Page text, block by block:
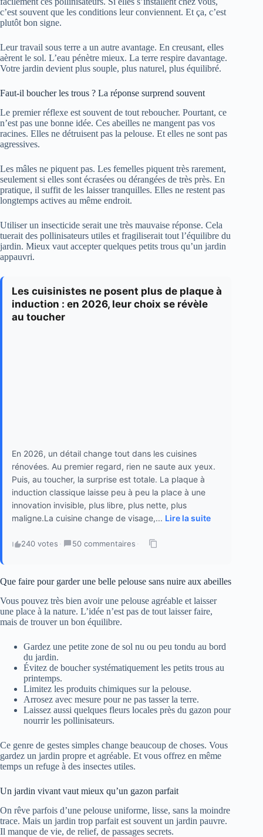
c’est souvent que les conditions leur conviennent. Et ça, c’est
plutôt bon signe.
Leur travail sous terre a un autre avantage. En creusant, elles
aèrent le sol. L’eau pénètre mieux. La terre respire davantage.
Votre jardin devient plus souple, plus naturel, plus équilibré.
Faut-il boucher les trous ? La réponse surprend souvent
Le premier réflexe est souvent de tout reboucher. Pourtant, ce
n’est pas une bonne idée. Ces abeilles ne mangent pas vos
racines. Elles ne détruisent pas la pelouse. Et elles ne sont pas
agressives.
Les mâles ne piquent pas. Les femelles piquent très rarement,
seulement si elles sont écrasées ou dérangées de très près. En
pratique, il suffit de les laisser tranquilles. Elles ne restent pas
longtemps actives au même endroit.
Utiliser un insecticide serait une très mauvaise réponse. Cela
tuerait des pollinisateurs utiles et fragiliserait tout l’équilibre du
jardin. Mieux vaut accepter quelques petits trous qu’un jardin
appauvri.
Les cuisinistes ne posent plus de plaque à
induction : en 2026, leur choix se révèle
au toucher
En 2026, un détail change tout dans les cuisines
rénovées. Au premier regard, rien ne saute aux yeux.
Puis, au toucher, la surprise est totale. La plaque à
induction classique laisse peu à peu la place à une
innovation invisible, plus libre, plus nette, plus
maligne.La cuisine change de visage,... Lire la suite
240 votes · 50 commentaires ·
Que faire pour garder une belle pelouse sans nuire aux abeilles
Vous pouvez très bien avoir une pelouse agréable et laisser
une place à la nature. L’idée n’est pas de tout laisser faire,
mais de trouver un bon équilibre.
Gardez une petite zone de sol nu ou peu tondu au bord
du jardin.
Évitez de boucher systématiquement les petits trous au
printemps.
Limitez les produits chimiques sur la pelouse.
Arrosez avec mesure pour ne pas tasser la terre.
Laissez aussi quelques fleurs locales près du gazon pour
nourrir les pollinisateurs.
Ce genre de gestes simples change beaucoup de choses. Vous
gardez un jardin propre et agréable. Et vous offrez en même
temps un refuge à des insectes utiles.
Un jardin vivant vaut mieux qu’un gazon parfait
On rêve parfois d’une pelouse uniforme, lisse, sans la moindre
trace. Mais un jardin trop parfait est souvent un jardin pauvre.
Il manque de vie, de relief, de passages secrets.